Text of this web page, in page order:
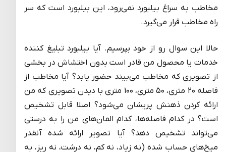
مخاطب به سراغ بیلبورد نمی‌رود، این بیلبورد است که سر
راه مخاطب قرار می‌گیرد.
حالا این سوال رو از خود بپرسیم. آیا بیلبورد تبلیغ کننده
خدمات یا محصول من قادر است بدون اختشاش در بخشی
از تصویری که مخاطب می‌بیند حضور یابد؟ آیا مخاطب از
فاصله ۲۰ متری، ۵۰ متری، ۱۰۰ متری با دیدن تصویری که من
ارائه کردن ذهنش پریشان می‌شود؟ اصلا قابل تشخیص
است؟ در کدام فاصله‌ها، کدام المان‌های من را به درستی
می‌تواند تشخیص دهد؟ آیا تصویر ارائه شده آنقدر
میخ‌های حساب شده (نه زیاد، نه کم، نه درشت، نه ریز، به